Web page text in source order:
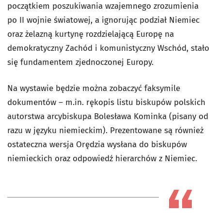
początkiem po­szukiwania wzajemnego zrozumienia
po II wojnie światowej, a ignorując podział Niemiec
oraz żelazną kurtynę rozdzielającą Europę na
demokratyczny Zachód i komunistyczny Wschód, stało
się fundamentem zjednoczonej Europy.
Na wystawie będzie można zobaczyć faksymile
dokumen­tów – m.in. rękopis listu biskupów polskich
autorstwa arcybiskupa Bolesława Kominka (pisany od
razu w języku niemieckim). Pre­zentowane są również
ostateczna wersja Orędzia wysłana do bisku­pów
niemieckich oraz odpowiedź hierarchów z Niemiec.